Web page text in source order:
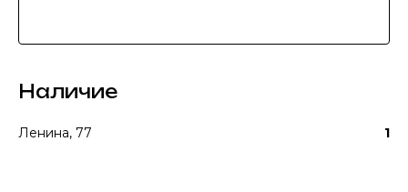
Наличие
Ленина, 77 1